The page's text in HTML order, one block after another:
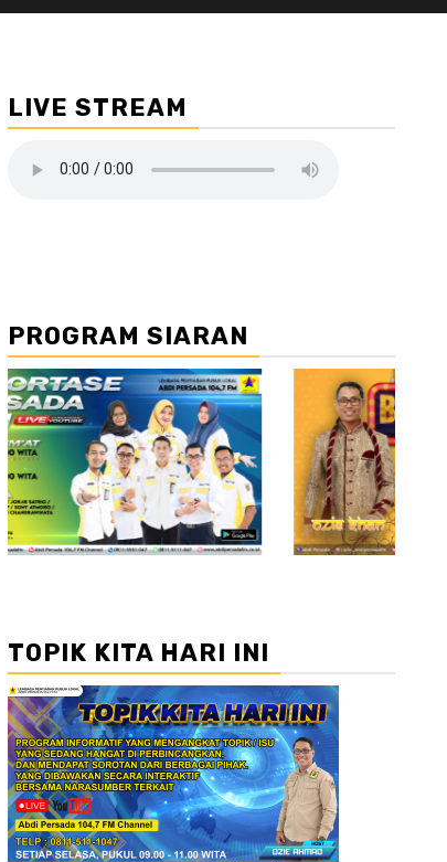
LIVE STREAM
PROGRAM SIARAN
//2
TOPIK KITA HARI INI